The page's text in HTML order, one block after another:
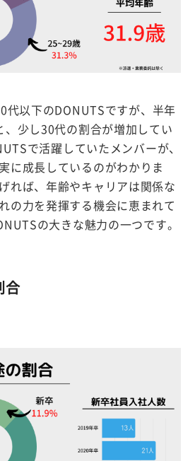
代以下のDONUTSですが、半年
、少し30代の割合が増加してい
で活躍していたメンバーが、
に成長しているのがわかりま
れば、年齢やキャリアは関係な
の力を発揮する機会に恵まれて
の大きな魅力の一つです。
合